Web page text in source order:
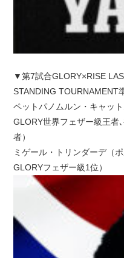
▼第7試合GLORY×RISE
STANDING TOURNAMENT
ペットパノムルン・キャッ
GLORY世界フェザー級王者
者）
ミゲール・トリンダーデ（
GLORYフェザー級1位）